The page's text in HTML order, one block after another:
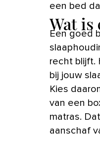
een bed
Wat is
Een goed
recht blijft.
bij jouw
Kies
van een
matras.
aanschaf